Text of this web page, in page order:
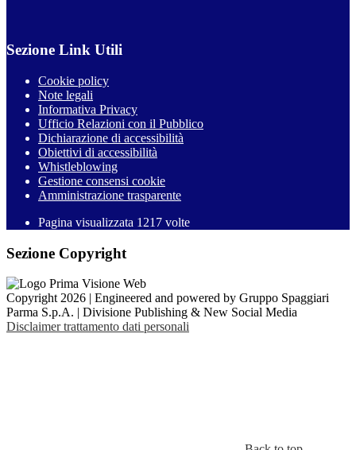
Sezione Link Utili
Cookie policy
Note legali
Informativa Privacy
Ufficio Relazioni con il Pubblico
Dichiarazione di accessibilità
Obiettivi di accessibilità
Whistleblowing
Gestione consensi cookie
Amministrazione trasparente
Pagina visualizzata 1217 volte
Sezione Copyright
Copyright 2026 | Engineered and powered by Gruppo Spaggiari
Parma S.p.A. | Divisione Publishing & New Social Media
Disclaimer trattamento dati personali